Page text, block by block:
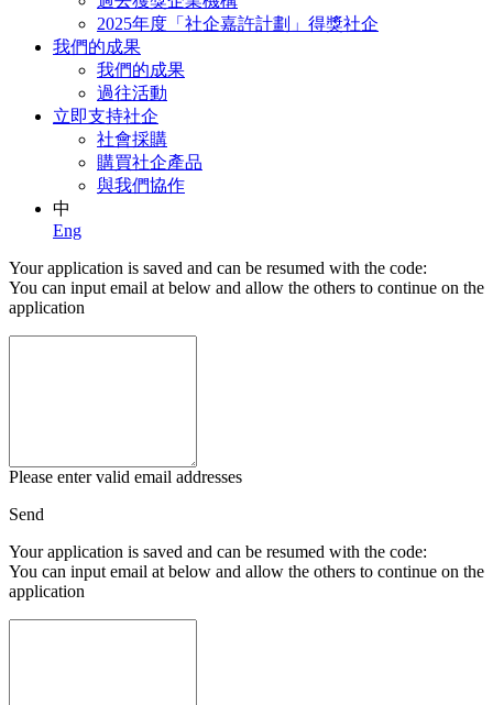
2025年度「社企嘉許計劃」得獎社企
我們的成果
我們的成果
過往活動
立即支持社企
社會採購
購買社企產品
與我們協作
中
Eng
Your application is saved and can be resumed with the code:
You can input email at below and allow the others to continue on the
application
Please enter valid email addresses
Send
Your application is saved and can be resumed with the code:
You can input email at below and allow the others to continue on the
application